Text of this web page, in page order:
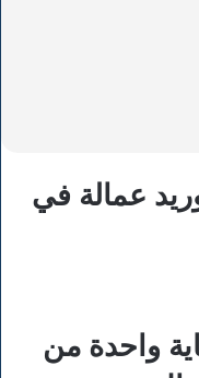
عمالة في
واحدة من